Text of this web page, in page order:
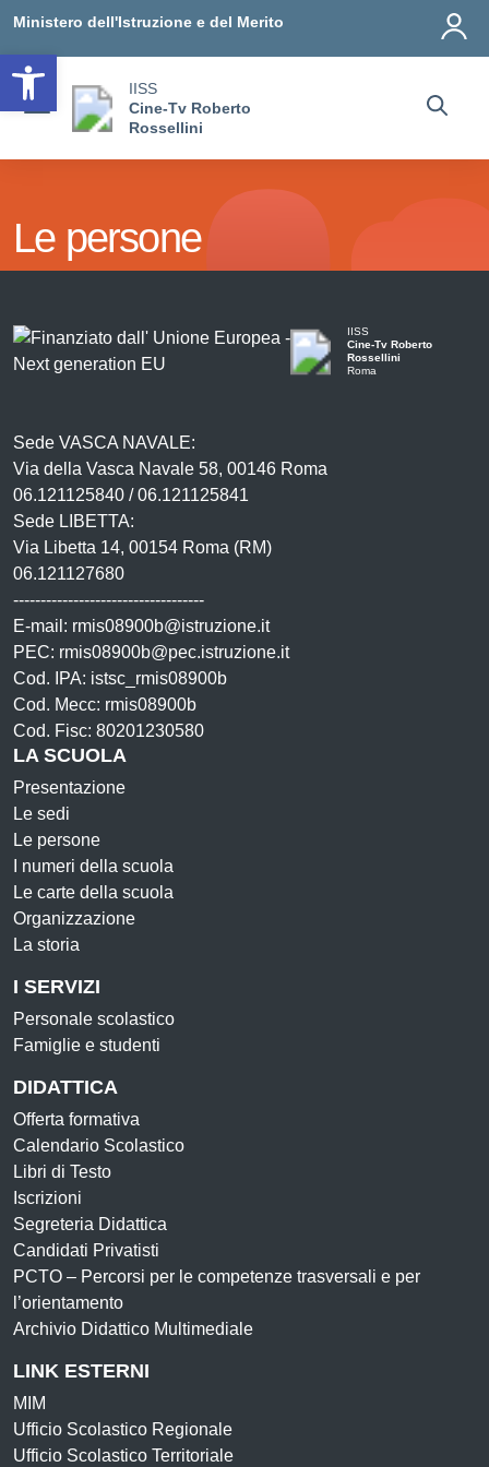
Ministero dell'Istruzione e del Merito
IISS
Cine-Tv Roberto
Rossellini
Le persone
IISS
Cine-Tv Roberto
Rossellini
Roma
Sede VASCA NAVALE:
Via della Vasca Navale 58, 00146 Roma
06.121125840 / 06.121125841
Sede LIBETTA:
Via Libetta 14, 00154 Roma (RM)
06.121127680
-----------------------------------
E-mail: rmis08900b@istruzione.it
PEC: rmis08900b@pec.istruzione.it
Cod. IPA: istsc_rmis08900b
Cod. Mecc: rmis08900b
Cod. Fisc: 80201230580
LA SCUOLA
Presentazione
Le sedi
Le persone
I numeri della scuola
Le carte della scuola
Organizzazione
La storia
I SERVIZI
Personale scolastico
Famiglie e studenti
DIDATTICA
Offerta formativa
Calendario Scolastico
Libri di Testo
Iscrizioni
Segreteria Didattica
Candidati Privatisti
PCTO – Percorsi per le competenze trasversali e per
l’orientamento
Archivio Didattico Multimediale
LINK ESTERNI
MIM
Ufficio Scolastico Regionale
Ufficio Scolastico Territoriale
Open toolbar